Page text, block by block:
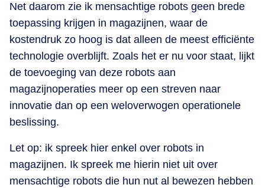
Net daarom zie ik mensachtige robots geen brede
toepassing krijgen in magazijnen, waar de
kostendruk zo hoog is dat alleen de meest efficiënte
technologie overblijft. Zoals het er nu voor staat, lijkt
de toevoeging van deze robots aan
magazijnoperaties meer op een streven naar
innovatie dan op een weloverwogen operationele
beslissing.
Let op: ik spreek hier enkel over robots in
magazijnen. Ik spreek me hierin niet uit over
mensachtige robots die hun nut al bewezen hebben